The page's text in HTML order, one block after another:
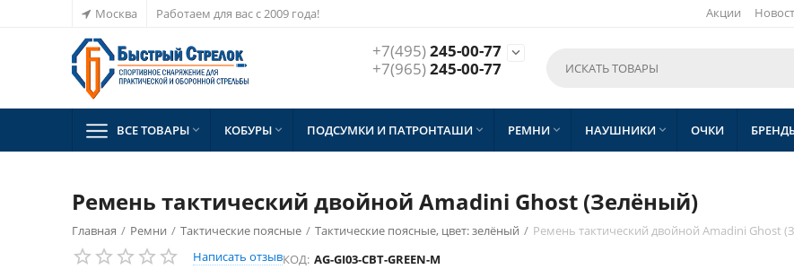
Москва Работаем для вас с 2009 года! Акции
+7(495)245-00-77
+7(965)245-00-77

ВСЕ ТОВАРЫ  КОБУРЫ  ПОДСУМКИ И ПАТРОНТАШИ  РЕМНИ  НАУШНИКИ  ОЧКИ
Ремень тактический двойной Amadini Ghost (Зелёный)
Главная / Ремни / Тактические поясные / Тактические поясные, цвет: зелёный / Ремень тактический двойной Amadini Ghost
Написать отзывКОД: AG-GI03-CBT-GREEN-M